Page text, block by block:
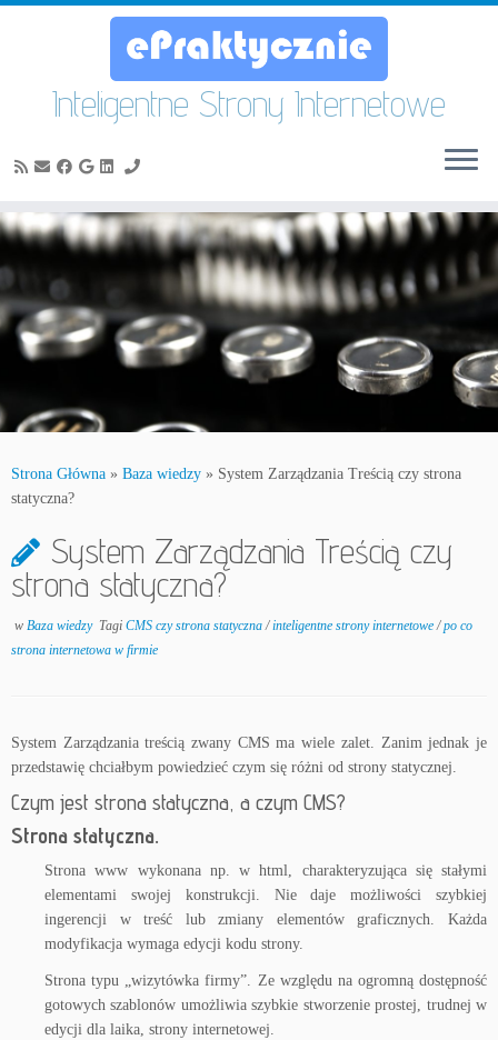
Skip
content
Inteligentne Strony Internetowe
Strona Główna » Baza wiedzy » System Zarządzania Treścią czy strona
statyczna?
System Zarządzania Treścią czy
strona statyczna?
w Baza wiedzy Tagi CMS czy strona statyczna/inteligentne strony internetowe/po co
strona internetowa w firmie
System Zarządzania treścią zwany CMS ma wiele zalet. Zanim jednak je
przedstawię chciałbym powiedzieć czym się różni od strony statycznej.
Czym jest strona statyczna, a czym CMS?
Strona statyczna.
Strona www wykonana np. w html, charakteryzująca się stałymi
elementami swojej konstrukcji. Nie daje możliwości szybkiej
ingerencji w treść lub zmiany elementów graficznych. Każda
modyfikacja wymaga edycji kodu strony.
Strona typu „wizytówka firmy”. Ze względu na ogromną dostępność
gotowych szablonów umożliwia szybkie stworzenie prostej, trudnej w
edycji dla laika, strony internetowej.